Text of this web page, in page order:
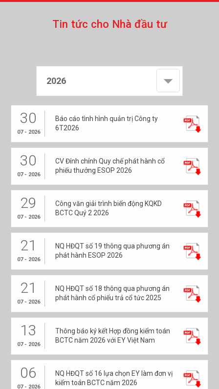
Tin tức cho Nhà đầu tư
2026
30
07 - 2026
Báo cáo tình hình quản trị Công ty
6T2026
30
07 - 2026
CV Đính chính Quy chế phát hành cổ
phiếu thưởng ESOP 2026
29
07 - 2026
Công văn giải trình biến động KQKD
BCTC Quý 2 2026
21
07 - 2026
NQ HĐQT số 19 thông qua phương án
phát hành ESOP 2026
21
07 - 2026
NQ HĐQT số 18 thông qua phương án
phát hành cổ phiếu trả cổ tức 2025
13
07 - 2026
Thông báo ký kết Hợp đồng kiểm toán
BCTC năm 2026 với EY Việt Nam
06
07 - 2026
NQ HĐQT số 16 lựa chọn EY làm đơn vị
kiểm toán BCTC năm 2026